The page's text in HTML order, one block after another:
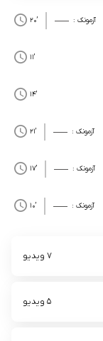
آزمونک : ’20
’11
’14
آزمونک : ’21
آزمونک : ’17
آزمونک : ’10
7 ویدیو
5 ویدیو